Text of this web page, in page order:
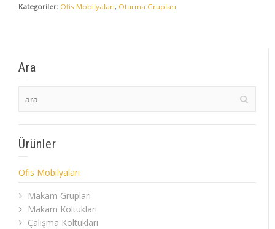
Kategoriler: Ofis Mobilyaları, Oturma Grupları
Ara
Ürünler
Ofis Mobilyaları
Makam Grupları
Makam Koltukları
Çalışma Koltukları